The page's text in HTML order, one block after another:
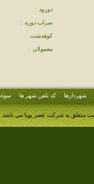
دورود :
سراب دوره :
كوهدشت :
معمولان :
شهردارها کد تلفن شهر ها
متعلق به شرکت عصر پویا می